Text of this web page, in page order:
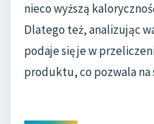
nieco wyższą
Dlatego też, analizując
podaje się je w
produktu, co pozwala na